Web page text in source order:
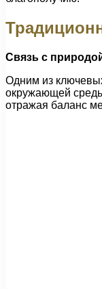
Связь с
Одним из
окружающей
отражая баланс